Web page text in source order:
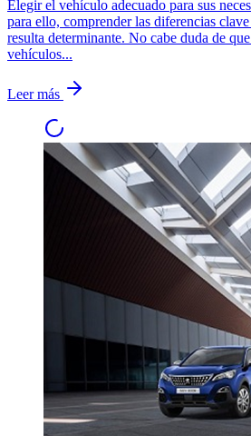
Elegir el vehículo adecuado para sus
para ello, comprender las diferencias
resulta determinante. No cabe duda de
vehículos...
Leer más